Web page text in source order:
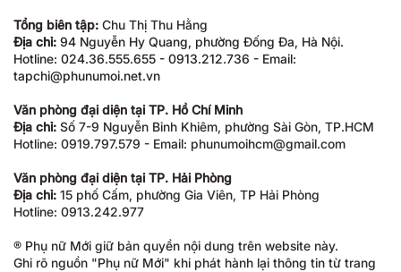
Tổng biên tập: Chu Thị Thu Hằng
Địa chỉ: 94 Nguyễn Hy Quang, phường Đống Đa, Hà Nội.
Hotline: 024.36.555.655 - 0913.212.736 - Email:
tapchi@phunumoi.net.vn
Văn phòng đại diện tại TP. Hồ Chí Minh
Địa chỉ: Số 7-9 Nguyễn Bỉnh Khiêm, phường Sài Gòn, TP.HCM
Hotline: 0919.797.579 - Email: phunumoihcm@gmail.com
Văn phòng đại diện tại TP. Hải Phòng
Địa chỉ: 15 phố Cấm, phường Gia Viên, TP Hải Phòng
Hotline: 0913.242.977
® Phụ nữ Mới giữ bản quyền nội dung trên website này.
Ghi rõ nguồn "Phụ nữ Mới" khi phát hành lại thông tin từ trang